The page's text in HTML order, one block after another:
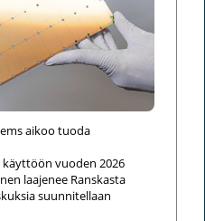
aikoo tuoda
vuoden 2026
laajenee Ranskasta
suunnitellaan